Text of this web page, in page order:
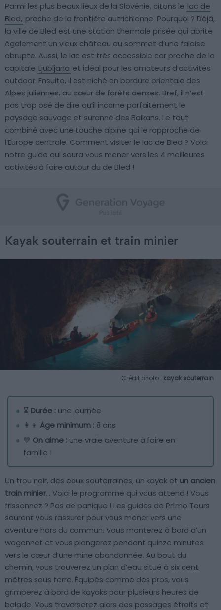
Parmi les plus beaux lieux de la Slovénie, citons le lac de
Bled, proche de la frontière autrichienne. Pourquoi ? Déjà,
la ville de Bled est une station thermale prisée qui abrite
également un vieux château au sommet d’une falaise
abrupte. Aussi, le lac est très accessible car proche de la
capitale Ljubljana et idéal pour les amateurs d’activités
outdoor. Ensuite, il est niché en bordure orientale des
Alpes juliennes, au cœur de forêts denses. Bref, il n’est
pas trop osé de dire qu’il incarne parfaitement le
paysage sauvage et suranné des Balkans. Le tout
combiné avec une touche alpine qui le rapproche de
l’Europe centrale. Comment visiter le lac de Bled ? Voici
notre guide qui saura vous mener vers les 4 meilleures
activités à faire autour du de Bled !
Kayak souterrain et train minier
Crédit photo : kayak souterrain
⌛ Durée : une journée
👩‍👦 Âge minimum : 8 ans
💙 On aime : une vraie aventure à faire en
famille !
Un trou noir, des eaux souterraines, un kayak et un ancien
train minier… Voici le programme qui vous attend ! Vous
frissonnez ? Pas de panique ! Les guides de Pr1mo Tours
sauront vous rassurer pour vous mener vers une
aventure hors du commun. Vous monterez à bord d’un
wagonnet et vous plongerez pendant quinze minutes
vers le cœur d’une mine abandonnée. Au bout du
chemin, vous trouverez un plan d’eau situé à six cent
mètres sous terre. Équipés comme des pros, vous
grimperez à bord de kayaks pour plusieurs heures de
balade. Vous traverserez alors des passages étroits et